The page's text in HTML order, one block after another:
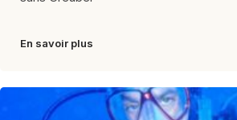
En savoir plus